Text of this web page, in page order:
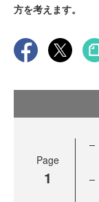
方を考えます。
Page
1